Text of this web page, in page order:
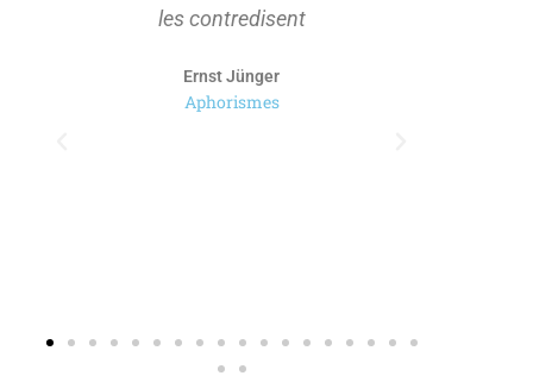
les contredisent
Ernst Jünger
Aphorismes